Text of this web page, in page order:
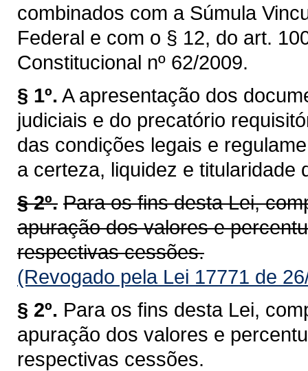
combinados com a Súmula
Federal e com o § 12, do art.
Constitucional nº 62/2009.
§ 1º. A apresentação dos
judiciais e do precatório
das condições legais e
a certeza, liquidez e titularidade
§ 2º. Para os fins desta Lei,
apuração dos valores e
respectivas cessões.
(Revogado pela Lei 17771 de
§ 2º. Para os fins desta Lei,
apuração dos valores e
respectivas cessões.